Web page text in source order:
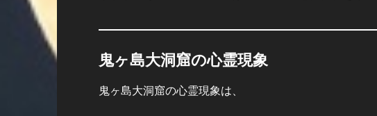
鬼ヶ島大洞窟の心霊現象
鬼ヶ島大洞窟の心霊現象は、